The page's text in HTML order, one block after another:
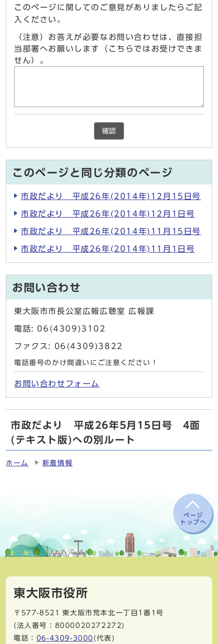
このページに関してのご意見がありましたらご記
入ください。
（注意）お答えが必要なお問い合わせは、直接担
当部署へお願いします（こちらではお受けできま
せん）。
確認
このページと同じ分類のページ
市政だより 平成26年(2014年)12月15日号
市政だより 平成26年(2014年)12月1日号
市政だより 平成26年(2014年)11月15日号
市政だより 平成26年(2014年)11月1日号
お問い合わせ
東大阪市市長公室広報広聴室 広報課
電話: 06(4309)3102
ファクス: 06(4309)3822
電話番号のかけ間違いにご注意ください！
お問い合わせフォーム
市政だより 平成26年5月15日号 4面
(テキスト版)への別ルート
ホーム 新着情報
ページ
トップへ
東大阪市役所
〒577-8521
東大阪市荒本北一丁目1番1号
(法人番号：8000020272272)
電話： 06-4309-3000 (代表)